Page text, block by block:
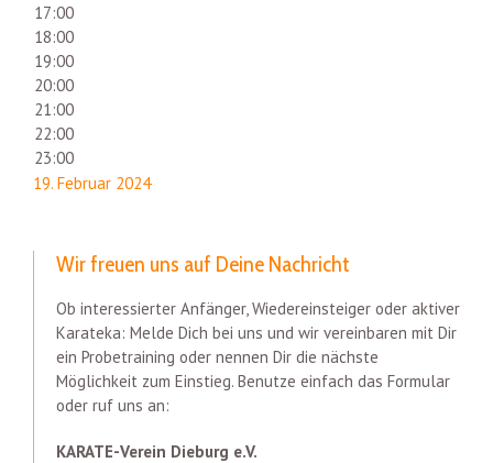
17:00
18:00
19:00
20:00
21:00
22:00
23:00
19. Februar 2024
Wir freuen uns auf Deine Nachricht
Ob interessierter Anfänger, Wiedereinsteiger oder aktiver
Karateka: Melde Dich bei uns und wir vereinbaren mit Dir
ein Probetraining oder nennen Dir die nächste
Möglichkeit zum Einstieg. Benutze einfach das Formular
oder ruf uns an:
KARATE-Verein Dieburg e.V.